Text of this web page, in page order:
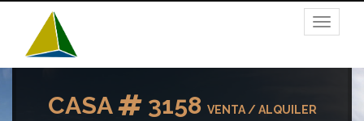
Toggle
CASA 3158 VENTA / ALQUILER